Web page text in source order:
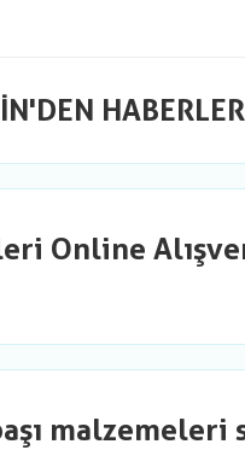
HABERLER
Online
malzemeleri